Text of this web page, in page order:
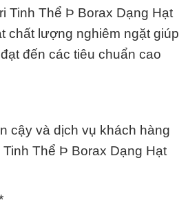
Tinh Thể Þ Borax Dạng Hạt
chất lượng nghiêm ngặt giúp
đến các tiêu chuẩn cao
cậy và dịch vụ khách hàng
Thể Þ Borax Dạng Hạt